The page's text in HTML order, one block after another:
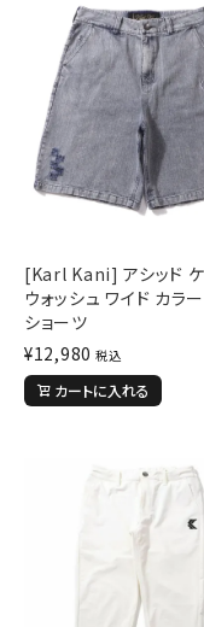
[Karl Kani] アシッド
ウォッシュ ワイド カラ
ショーツ
¥12,980 税込
カートに入れる